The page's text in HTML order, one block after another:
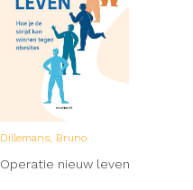
Dillemans, Bruno
Operatie nieuw leven